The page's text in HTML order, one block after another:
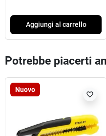
Aggiungi al carrello
Potrebbe piacerti
Nuovo
favorite_border